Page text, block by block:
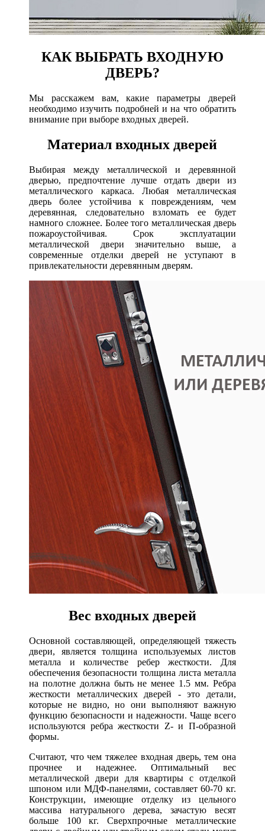
КАК ВЫБРАТЬ ВХОДНУЮ
ДВЕРЬ?
Мы расскажем вам, какие параметры дверей
необходимо изучить подробней и на что обратить
внимание при выборе входных дверей.
Материал входных дверей
Выбирая между металлической и деревянной
дверью, предпочтение лучше отдать двери из
металлического каркаса. Любая металлическая
дверь более устойчива к повреждениям, чем
деревянная, следовательно взломать ее будет
намного сложнее. Более того металлическая дверь
пожароустойчивая. Срок эксплуатации
металлической двери значительно выше, а
современные отделки дверей не уступают в
привлекательности деревянным дверям.
Вес входных дверей
Основной составляющей, определяющей тяжесть
двери, является толщина используемых листов
металла и количестве ребер жесткости. Для
обеспечения безопасности толщина листа металла
на полотне должна быть не менее 1.5 мм. Ребра
жесткости металлических дверей - это детали,
которые не видно, но они выполняют важную
функцию безопасности и надежности. Чаще всего
используются ребра жесткости Z- и П-образной
формы.
Считают, что чем тяжелее входная дверь, тем она
прочнее и надежнее. Оптимальный вес
металлической двери для квартиры с отделкой
шпоном или МДФ-панелями, составляет 60-70 кг.
Конструкции, имеющие отделку из цельного
массива натурального дерева, зачастую весят
больше 100 кг. Сверхпрочные металлические